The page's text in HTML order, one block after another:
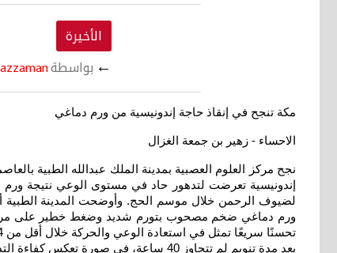
الأخيرة
← بواسطةazzaman
مكة تنجح في إنقاذ حاجة إندونيسية من ورم دماغي
الاحساء - زهير بن جمعة الغزال
نجح مركز العلوم العصبية بمدينة الملك عبدالله الطبية
لضيوف الرحمن خلال موسم الحج. وأوضحت المدينة
ورم دماغي ضخم مصحوب بتورم شديد وضغط خطير على مراكز
بعد مدة تنويم لم تتجاوز 40 ساعة، في صورة تعكس كفاءة التدخل الطبي السريع والتكامل بين الفرق التخصصية